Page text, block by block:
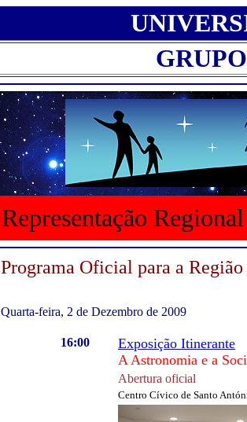
Representação
Programa Oficial para a
Quarta-feira, 2 de Dezembro de 2009
16:00
Exposição Itinerante
A Astronomia e a
Abertura oficial
Centro Cívico de Santo